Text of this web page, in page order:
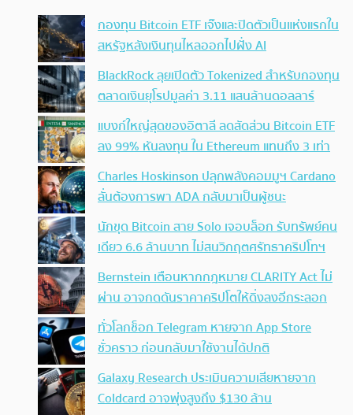
กองทุน Bitcoin ETF เจ๊งและปิดตัวเป็นแห่งแรกใน
สหรัฐหลังเงินทุนไหลออกไปฝั่ง AI
BlackRock ลุยเปิดตัว Tokenized สำหรับกองทุน
ตลาดเงินยุโรปมูลค่า 3.11 แสนล้านดอลลาร์
แบงก์ใหญ่สุดของอิตาลี ลดสัดส่วน Bitcoin ETF
ลง 99% หันลงทุน ใน Ethereum แทนถึง 3 เท่า
Charles Hoskinson ปลุกพลังคอมมูฯ Cardano
ลั่นต้องการพา ADA กลับมาเป็นผู้ชนะ
นักขุด Bitcoin สาย Solo เจอบล็อก รับทรัพย์คน
เดียว 6.6 ล้านบาท ไม่สนวิกฤตศรัทธาคริปโทฯ
Bernstein เตือนหากกฎหมาย CLARITY Act ไม่
ผ่าน อาจกดดันราคาคริปโตให้ดิ่งลงอีกระลอก
ทั่วโลกช็อก Telegram หายจาก App Store
ชั่วคราว ก่อนกลับมาใช้งานได้ปกติ
Galaxy Research ประเมินความเสียหายจาก
Coldcard อาจพุ่งสูงถึง $130 ล้าน